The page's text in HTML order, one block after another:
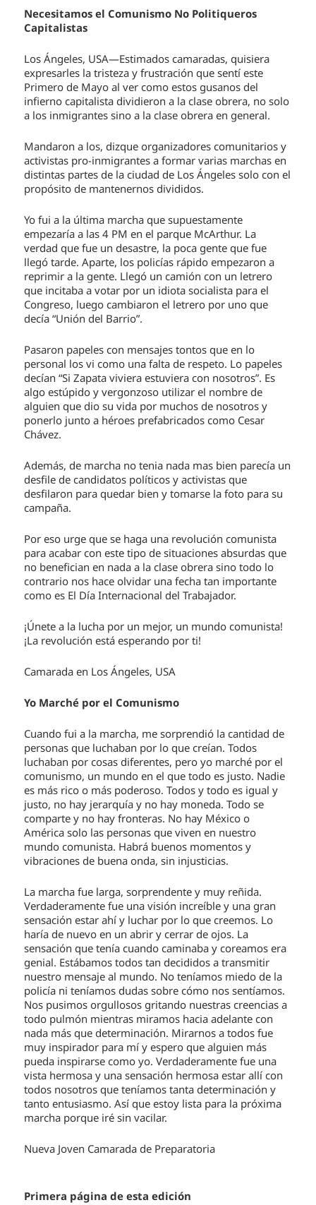
Necesitamos el Comunismo No Politiqueros
Capitalistas
Los Ángeles, USA—Estimados camaradas, quisiera
expresarles la tristeza y frustración que sentí este
Primero de Mayo al ver como estos gusanos del
infierno capitalista dividieron a la clase obrera, no solo
a los inmigrantes sino a la clase obrera en general.
Mandaron a los, dizque organizadores comunitarios y
activistas pro-inmigrantes a formar varias marchas en
distintas partes de la ciudad de Los Ángeles solo con el
propósito de mantenernos divididos.
Yo fui a la última marcha que supuestamente
empezaría a las 4 PM en el parque McArthur. La
verdad que fue un desastre, la poca gente que fue
llegó tarde. Aparte, los policías rápido empezaron a
reprimir a la gente. Llegó un camión con un letrero
que incitaba a votar por un idiota socialista para el
Congreso, luego cambiaron el letrero por uno que
decía “Unión del Barrio”.
Pasaron papeles con mensajes tontos que en lo
personal los vi como una falta de respeto. Lo papeles
decían “Si Zapata viviera estuviera con nosotros”. Es
algo estúpido y vergonzoso utilizar el nombre de
alguien que dio su vida por muchos de nosotros y
ponerlo junto a héroes prefabricados como Cesar
Chávez.
Además, de marcha no tenia nada mas bien parecía un
desfile de candidatos políticos y activistas que
desfilaron para quedar bien y tomarse la foto para su
campaña.
Por eso urge que se haga una revolución comunista
para acabar con este tipo de situaciones absurdas que
no benefician en nada a la clase obrera sino todo lo
contrario nos hace olvidar una fecha tan importante
como es El Día Internacional del Trabajador.
¡Únete a la lucha por un mejor, un mundo comunista!
¡La revolución está esperando por ti!
Camarada en Los Ángeles, USA
Yo Marché por el Comunismo
Cuando fui a la marcha, me sorprendió la cantidad de
personas que luchaban por lo que creían. Todos
luchaban por cosas diferentes, pero yo marché por el
comunismo, un mundo en el que todo es justo. Nadie
es más rico o más poderoso. Todos y todo es igual y
justo, no hay jerarquía y no hay moneda. Todo se
comparte y no hay fronteras. No hay México o
América solo las personas que viven en nuestro
mundo comunista. Habrá buenos momentos y
vibraciones de buena onda, sin injusticias.
La marcha fue larga, sorprendente y muy reñida.
Verdaderamente fue una visión increíble y una gran
sensación estar ahí y luchar por lo que creemos. Lo
haría de nuevo en un abrir y cerrar de ojos. La
sensación que tenía cuando caminaba y coreamos era
genial. Estábamos todos tan decididos a transmitir
nuestro mensaje al mundo. No teníamos miedo de la
policía ni teníamos dudas sobre cómo nos sentíamos.
Nos pusimos orgullosos gritando nuestras creencias a
todo pulmón mientras miramos hacia adelante con
nada más que determinación. Mirarnos a todos fue
muy inspirador para mí y espero que alguien más
pueda inspirarse como yo. Verdaderamente fue una
vista hermosa y una sensación hermosa estar allí con
todos nosotros que teníamos tanta determinación y
tanto entusiasmo. Así que estoy lista para la próxima
marcha porque iré sin vacilar.
Nueva Joven Camarada de Preparatoria
Primera página de esta edición